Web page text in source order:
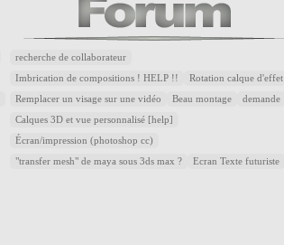
recherche de collaborateur
Imbrication de compositions ! HELP !! Rotation calque d'effet
Remplacer un visage sur une vidéo Beau montage demande
Calques 3D et vue personnalisé [help]
Écran/impression (photoshop cc)
"transfer mesh" de maya sous 3ds max ? Ecran Texte futuriste